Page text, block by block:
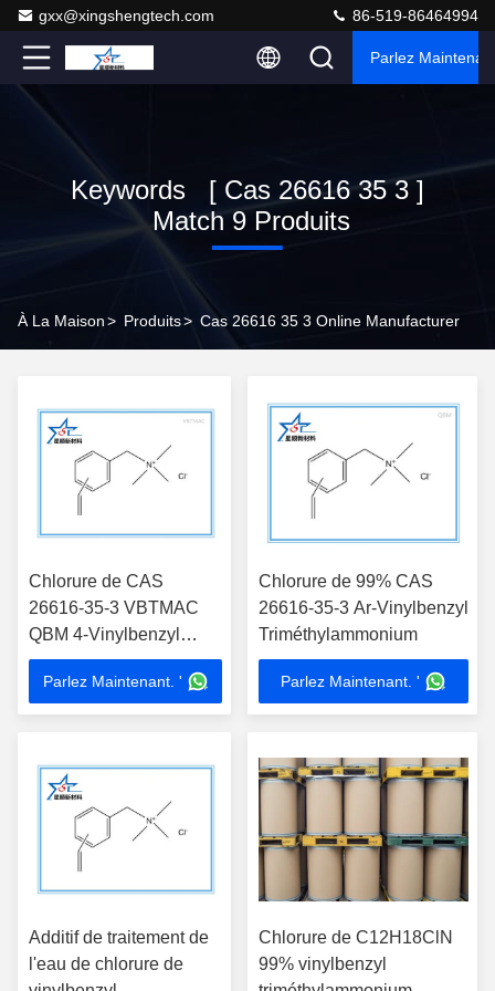
gxx@xingshengtech.com 86-519-86464994
Parlez
Keywords [ Cas 26616 35 3 ]
Match 9 Produits
À La Maison> Produits> Cas 26616 35 3 Online Manufacturer
Chlorure de CAS
26616-35-3 VBTMAC
QBM 4-Vinylbenzyl
Triméthylammonium
Parlez Maintenant. '
Chlorure de 99% CAS
26616-35-3 Ar-Vinylbenzyl
Triméthylammonium
Parlez Maintenant. '
Additif de traitement de
l'eau de chlorure de
Chlorure de C12H18ClN
99% vinylbenzyl